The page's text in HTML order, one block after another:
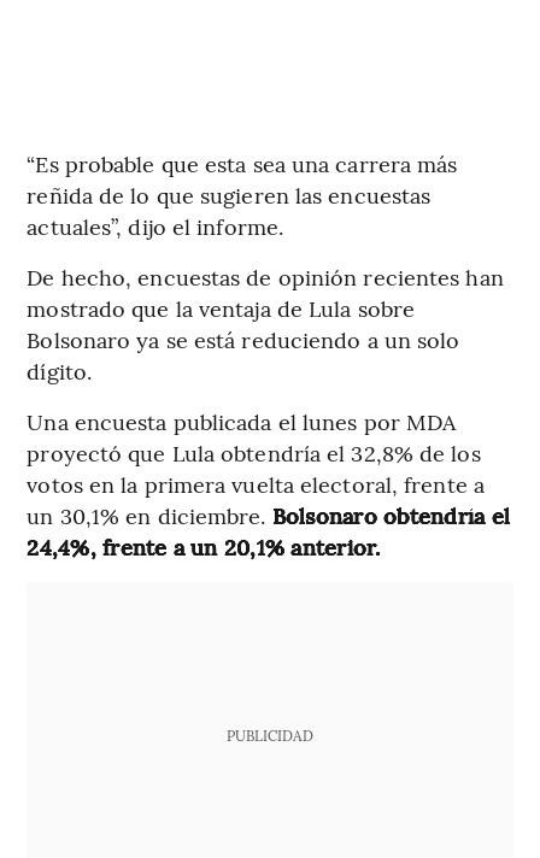
“Es probable que esta sea una carrera más
reñida de lo que sugieren las encuestas
actuales”, dijo el informe.
De hecho, encuestas de opinión recientes han
mostrado que la ventaja de Lula sobre
Bolsonaro ya se está reduciendo a un solo
dígito.
Una encuesta publicada el lunes por MDA
proyectó que Lula obtendría el 32,8% de los
votos en la primera vuelta electoral, frente a
un 30,1% en diciembre. Bolsonaro obtendría el
24,4%, frente a un 20,1% anterior.
PUBLICIDAD